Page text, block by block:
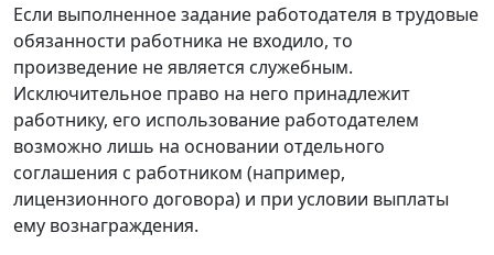
Если выполненное задание работодателя в трудовые
обязанности работника не входило, то
произведение не является служебным.
Исключительное право на него принадлежит
работнику, его использование работодателем
возможно лишь на основании отдельного
соглашения с работником (например,
лицензионного договора) и при условии выплаты
ему вознаграждения.